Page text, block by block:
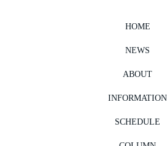
HOME
NEWS
ABOUT
INFORMATION
SCHEDULE